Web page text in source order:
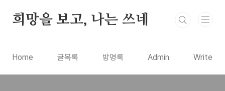
희망을 보고, 나는 쓰네
Home 글목록 방명록 Admin Write